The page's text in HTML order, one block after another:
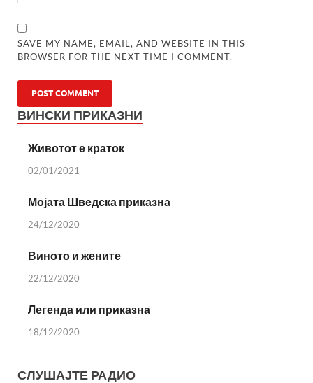
SAVE MY NAME, EMAIL, AND WEBSITE IN THIS
BROWSER FOR THE NEXT TIME I COMMENT.
ВИНСКИ ПРИКАЗНИ
Животот е краток
02/01/2021
Мојата Шведска приказна
24/12/2020
Виното и жените
22/12/2020
Легенда или приказна
18/12/2020
СЛУШАЈТЕ РАДИО